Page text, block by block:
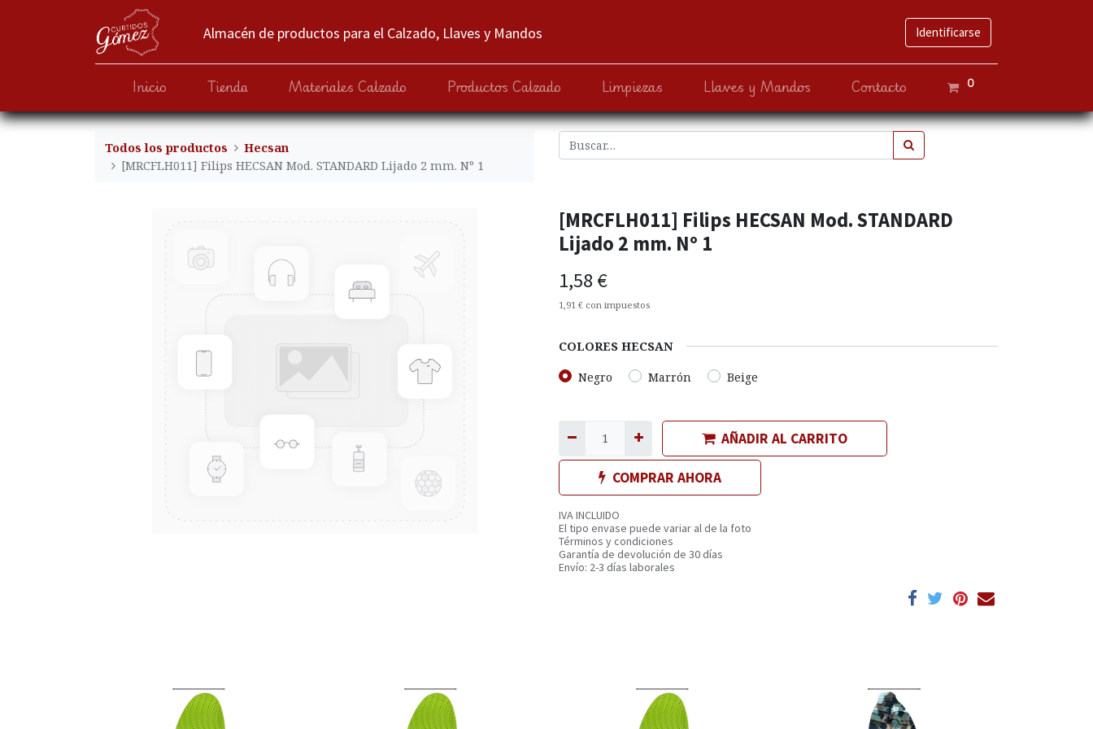
Almacén de productos para el Calzado, Llaves y Mandos Identificarse
Inicio Tienda Materiales Calzado Productos Calzado Limpiezas Llaves y Mandos Contacto 0
Todos los productos
Hecsan
[MRCFLH011] Filips HECSAN Mod. STANDARD Lijado 2 mm. Nº 1
[MRCFLH011] Filips HECSAN Mod. STANDARD
Lijado 2 mm. Nº 1
1,58 €
1,91 € con impuestos
COLORES HECSAN
Negro
Marrón Beige
AÑADIR AL CARRITO
COMPRAR AHORA
IVA INCLUIDO
El tipo envase puede variar al de la foto
Términos y condiciones
Garantía de devolución de 30 días
Envío: 2-3 días laborales